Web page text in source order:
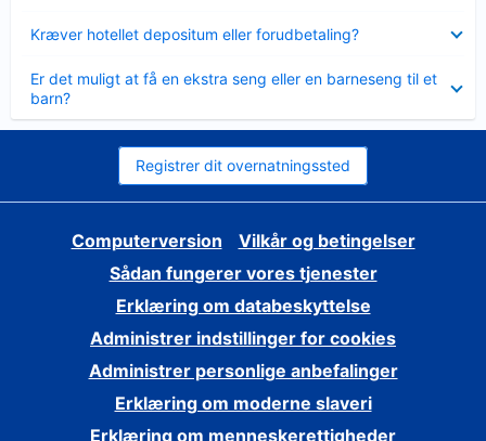
Kræver hotellet depositum eller forudbetaling?
Er det muligt at få en ekstra seng eller en barneseng til et
barn?
Registrer dit overnatningssted
Computerversion
Vilkår og betingelser
Sådan fungerer vores tjenester
Erklæring om databeskyttelse
Administrer indstillinger for cookies
Administrer personlige anbefalinger
Erklæring om moderne slaveri
Erklæring om menneskerettigheder